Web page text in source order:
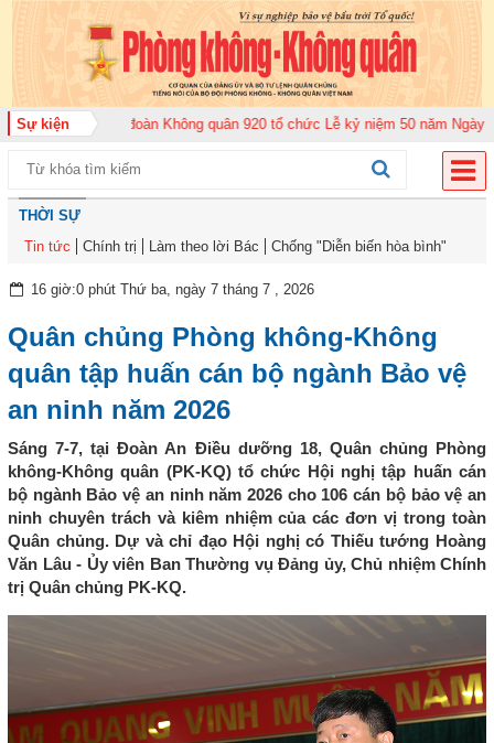
Sự kiệnTrung đoàn Không quân 920 tổ chức Lễ kỷ niệm 50 năm Ngày truyền
THỜI SỰ
Tin tức
Chính trị Làm theo lời Bác Chống "Diễn biến hòa bình"
16 giờ:0 phút Thứ ba, ngày 7 tháng 7 , 2026
Quân chủng Phòng không-Không
quân tập huấn cán bộ ngành Bảo vệ
an ninh năm 2026
Sáng 7-7, tại Đoàn An Điều dưỡng 18, Quân chủng Phòng
không-Không quân (PK-KQ) tổ chức Hội nghị tập huấn cán
bộ ngành Bảo vệ an ninh năm 2026 cho 106 cán bộ bảo vệ an
ninh chuyên trách và kiêm nhiệm của các đơn vị trong toàn
Quân chủng. Dự và chỉ đạo Hội nghị có Thiếu tướng Hoàng
Văn Lâu - Ủy viên Ban Thường vụ Đảng ủy, Chủ nhiệm Chính
trị Quân chủng PK-KQ.